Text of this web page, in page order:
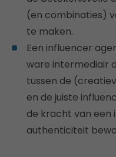
(en combinaties)
te maken.
Een influencer
ware intermediair
tussen de
en de juiste
de kracht van een
authenticiteit